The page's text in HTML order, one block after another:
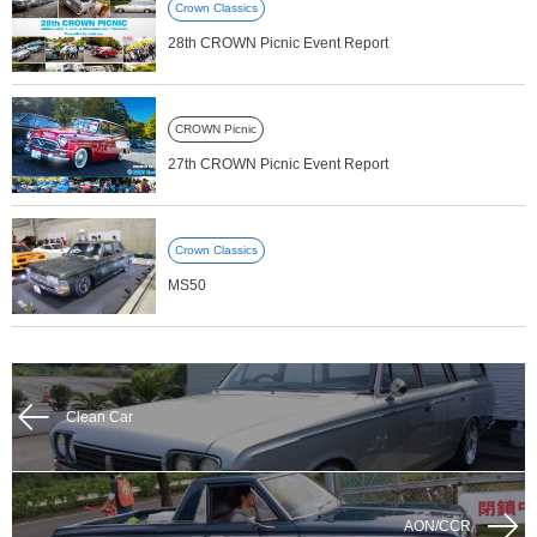
Crown Classics
28th CROWN Picnic Event Report
CROWN Picnic
27th CROWN Picnic Event Report
Crown Classics
MS50
Clean Car
AON/CCR